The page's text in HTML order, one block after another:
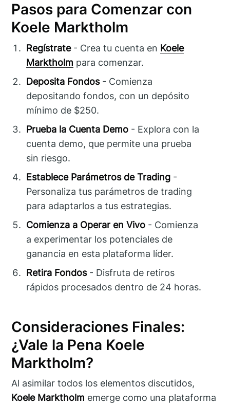
Pasos para Comenzar con
Koele Marktholm
Regístrate- Crea tu cuenta en Koele
Marktholm para comenzar.
Deposita Fondos- Comienza
depositando fondos, con un depósito
mínimo de $250.
Prueba la Cuenta Demo - Explora con la
cuenta demo, que permite una prueba
sin riesgo.
Establece Parámetros de Trading -
Personaliza tus parámetros de trading
para adaptarlos a tus estrategias.
Comienza a Operar en Vivo - Comienza
a experimentar los potenciales de
ganancia en esta plataforma líder.
Retira Fondos- Disfruta de retiros
rápidos procesados dentro de 24 horas.
Consideraciones Finales:
¿Vale la Pena Koele
Marktholm?
Al asimilar todos los elementos discutidos,
Koele Marktholm emerge como una plataforma